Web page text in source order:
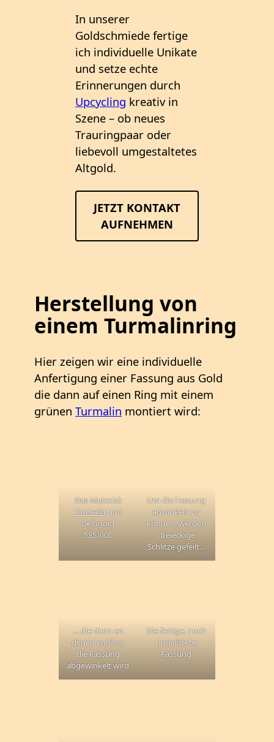
In unserer
Goldschmiede fertige
ich individuelle Unikate
und setze echte
Erinnerungen durch
Upcycling kreativ in
Szene – ob neues
Trauringpaar oder
liebevoll umgestaltetes
Altgold.
JETZT KONTAKT
AUFNEHMEN
Herstellung von
einem Turmalinring
Hier zeigen wir eine individuelle
Anfertigung einer Fassung aus Gold
die dann auf einen Ring mit einem
grünen Turmalin montiert wird:
Das Material:
Turmalinund
Gelbgold
585/000
Um die Fassung
abwinkeln zu
können, werden
dreieckige
Schlitze gefeilt…
… die dann an
denen entlang
die Fassung
abgewinkelt wird
Die fertige, noch
ungelötete
Fassung